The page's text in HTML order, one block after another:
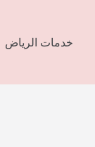
خدمات الرياض